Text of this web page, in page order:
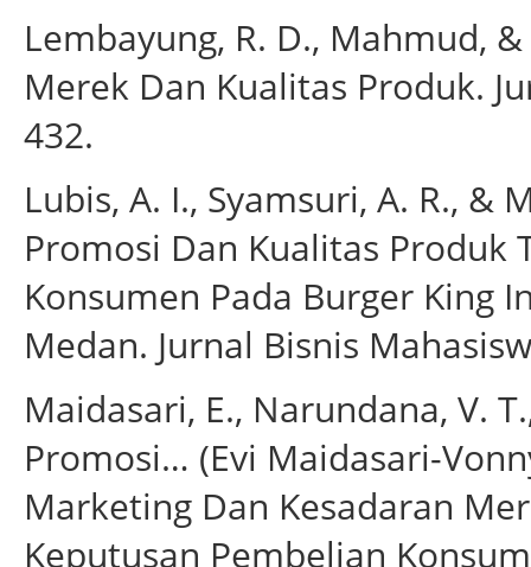
Lembayung, R. D., Mahmud,
Merek Dan Kualitas Produk.
432.
Lubis, A. I., Syamsuri, A. R., &
Promosi Dan Kualitas Produk
Konsumen Pada Burger King
Medan. Jurnal Bisnis
Maidasari, E., Narundana, V.
Promosi… (Evi Maidasari-
Marketing Dan Kesadaran
Keputusan Pembelian